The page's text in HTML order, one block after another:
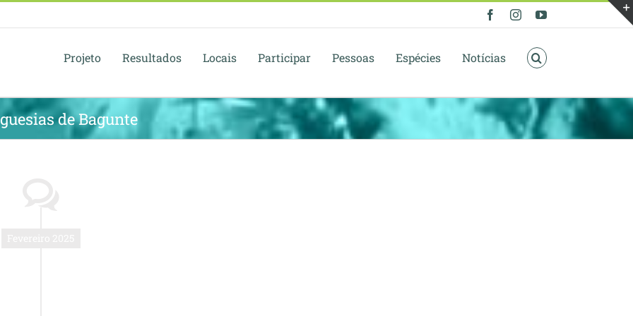
FacebookInstagramYouTube
Projeto Resultados Locais Participar Pessoas Espécies Notícias
de Bagunte